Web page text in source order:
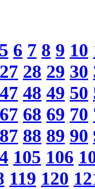
5 6 7 8 9 10
27 28 29 30
47 48 49 50
67 68 69 70
87 88 89 90
105 106
119 120